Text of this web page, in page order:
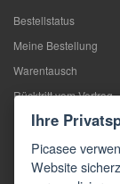
Bestellstatus
Meine Bestellung
Warentausch
Rücktritt vom Vertrag
Reklamation
KONTAKTE
Ihre
Picasee
Website